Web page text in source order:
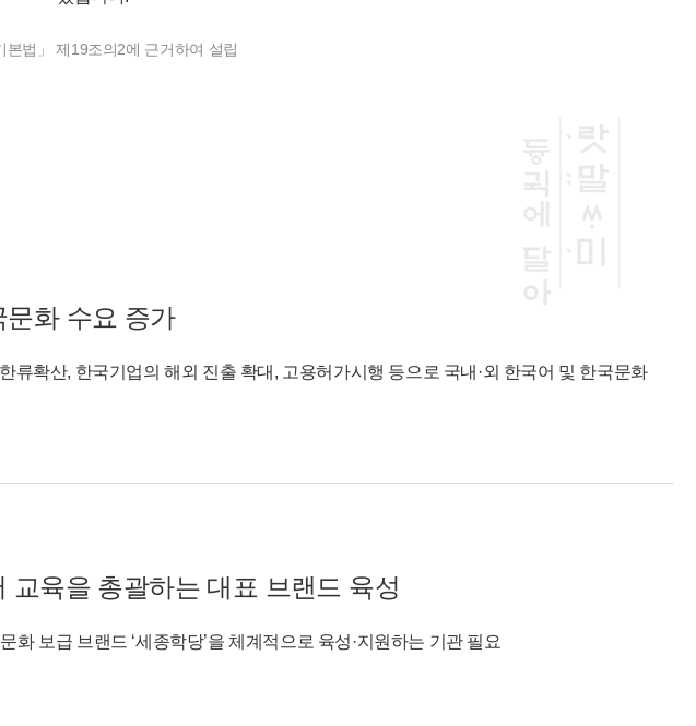
본법」 제19조의2에 근거하여 설립
문화 수요 증가
류확산, 한국기업의 해외 진출 확대, 고용허가시행 등으로 국내·외 한국어 및 한국문화
교육을 총괄하는 대표 브랜드 육성
화 보급 브랜드 ‘세종학당’을 체계적으로 육성·지원하는 기관 필요